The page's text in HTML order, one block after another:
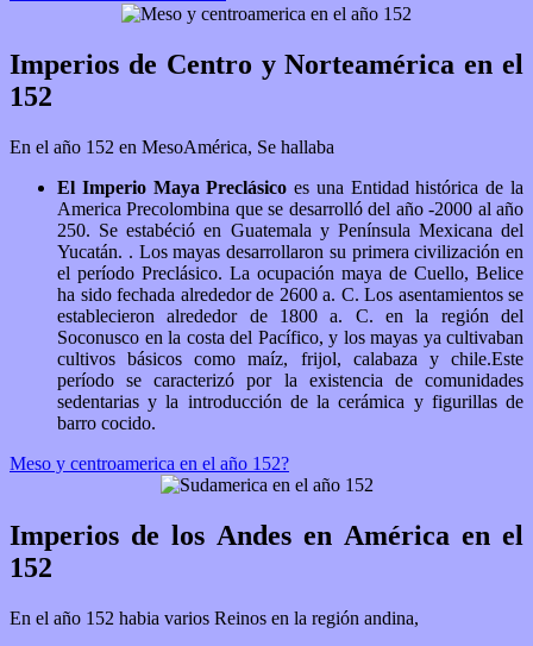
Imperios de Centro y Norteamérica en el
152
En el año 152 en MesoAmérica, Se hallaba
El Imperio Maya Preclásico es una Entidad histórica de la
America Precolombina que se desarrolló del año -2000 al año
250. Se estabéció en Guatemala y Península Mexicana del
Yucatán. . Los mayas desarrollaron su primera civilización en
el período Preclásico.​ La ocupación maya de Cuello, Belice
ha sido fechada alrededor de 2600 a. C.​ Los asentamientos se
establecieron alrededor de 1800 a. C. en la región del
Soconusco en la costa del Pacífico, y los mayas ya cultivaban
cultivos básicos como maíz, frijol, calabaza y chile.Este
período se caracterizó por la existencia de comunidades
sedentarias y la introducción de la cerámica y figurillas de
barro cocido.
Meso y centroamerica en el año 152?
Imperios de los Andes en América en el
152
En el año 152 habia varios Reinos en la región andina,